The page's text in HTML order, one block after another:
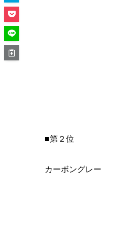
■第２位
カーボングレー